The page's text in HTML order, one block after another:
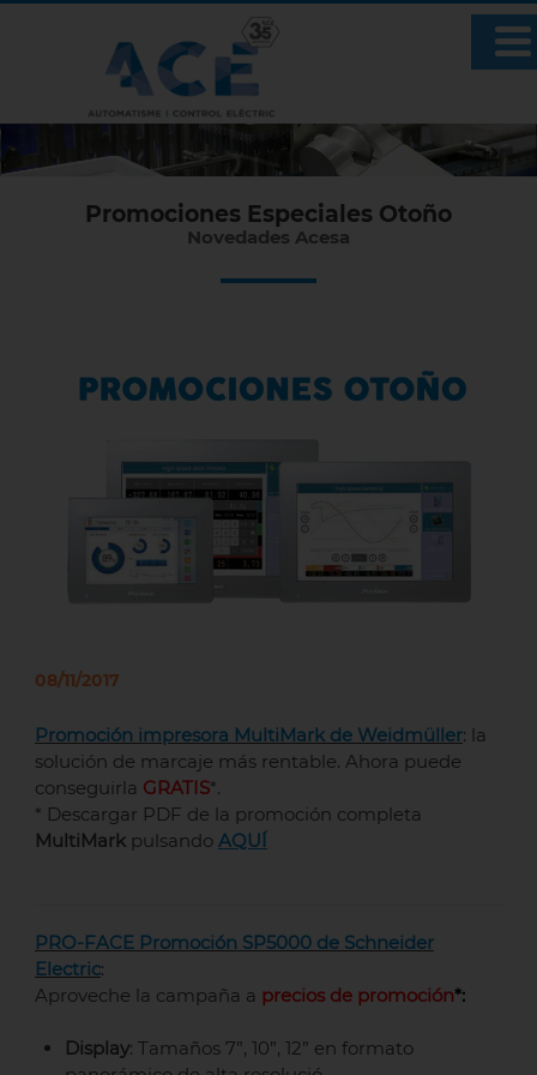
Promociones Especiales Otoño
Novedades Acesa
08/11/2017
Promoción impresora MultiMark de Weidmüller: la
solución de marcaje más rentable. Ahora puede
conseguirla GRATIS*.
* Descargar PDF de la promoción completa
MultiMark pulsando AQUÍ
PRO-FACE Promoción SP5000 de Schneider
Electric:
Aproveche la campaña a precios de promoción*:
Display: Tamaños 7”, 10”, 12” en formato